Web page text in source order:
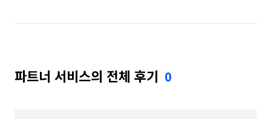
부산 동구 부산 동래구 부산 부산진구
부산 서구 부산 수영구 부산 연제구
파트너 서비스의 전체 후기 0